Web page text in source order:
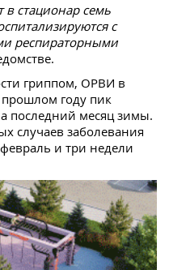
в стационар семь
с
респираторными
гриппом, ОРВИ в
году пик
последний месяц зимы.
случаев заболевания
и три недели